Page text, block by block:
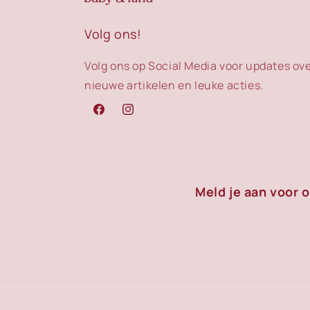
Volg ons!
Volg ons op Social Media voor updates
nieuwe artikelen en leuke acties.
FacebookInstagram
Meld je aan voor